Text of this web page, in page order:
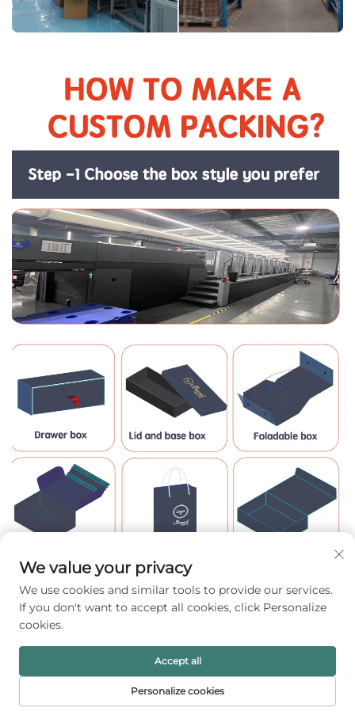
We value your privacy
We use cookies and similar tools to provide our services.
If you don't want to accept all cookies, click Personalize
cookies.
Personalize cookies
Accept all